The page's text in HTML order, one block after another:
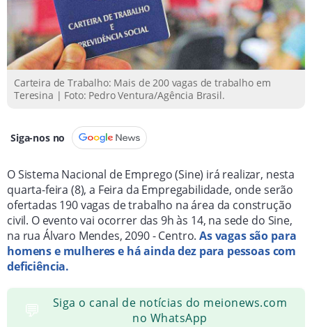
Carteira de Trabalho: Mais de 200 vagas de trabalho em
Teresina | Foto: Pedro Ventura/Agência Brasil.
Siga-nos no
O Sistema Nacional de Emprego (Sine) irá realizar, nesta
quarta-feira (8), a Feira da Empregabilidade, onde serão
ofertadas 190 vagas de trabalho na área da construção
civil. O evento vai ocorrer das 9h às 14, na sede do Sine,
na rua Álvaro Mendes, 2090 - Centro. As vagas são para
homens e mulheres e há ainda dez para pessoas com
deficiência.
💬
Siga o canal de notícias do meionews.com
no WhatsApp